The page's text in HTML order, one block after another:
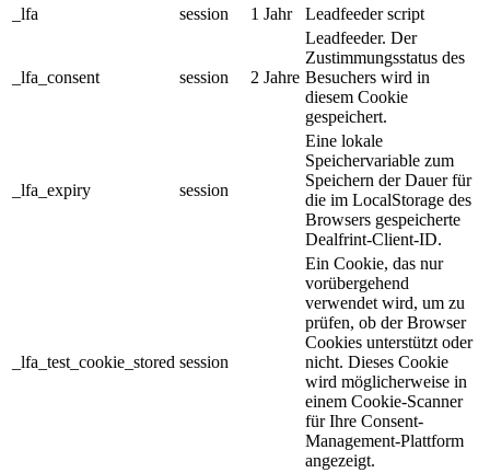
_lfa
session 1 Jahr Leadfeeder script
_lfa_consent session 2 Jahre
Leadfeeder. Der
Zustimmungsstatus des
Besuchers wird in
diesem Cookie
gespeichert.
_lfa_expiry session
Eine lokale
Speichervariable zum
Speichern der Dauer für
die im LocalStorage des
Browsers gespeicherte
Dealfrint-Client-ID.
_lfa_test_cookie_stored session
Ein Cookie, das nur
vorübergehend
verwendet wird, um zu
prüfen, ob der Browser
Cookies unterstützt oder
nicht. Dieses Cookie
wird möglicherweise in
einem Cookie-Scanner
für Ihre Consent-
Management-Plattform
angezeigt.